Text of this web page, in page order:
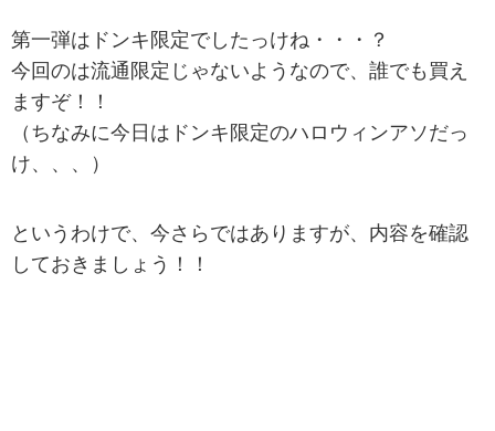
第一弾はドンキ限定でしたっけね・・・？
今回のは流通限定じゃないようなので、誰でも買え
ますぞ！！
（ちなみに今日はドンキ限定のハロウィンアソだっ
け、、、）
というわけで、今さらではありますが、内容を確認
しておきましょう！！